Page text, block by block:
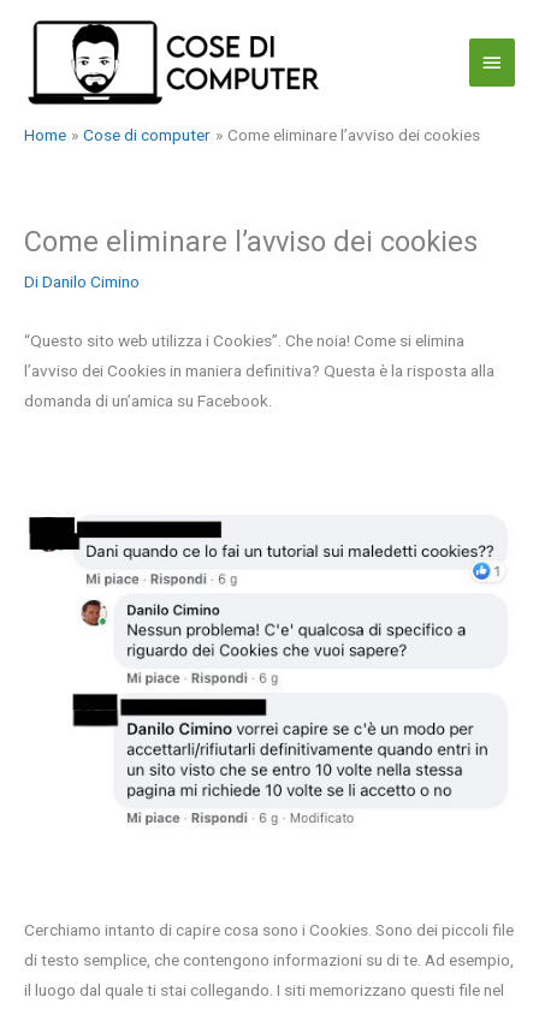
Menu
Home Cose di computer Come eliminare l’avviso dei cookies
Come eliminare l’avviso dei cookies
DiDanilo Cimino
“Questo sito web utilizza i Cookies”. Che noia! Come si elimina
l’avviso dei Cookies in maniera definitiva? Questa è la risposta alla
domanda di un’amica su Facebook.
Cerchiamo intanto di capire cosa sono i Cookies. Sono dei piccoli file
di testo semplice, che contengono informazioni su di te. Ad esempio,
il luogo dal quale ti stai collegando. I siti memorizzano questi file nel